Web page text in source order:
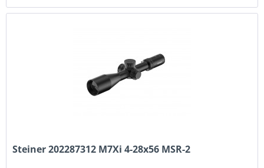
Steiner 202287312 M7Xi 4-28x56 MSR-2